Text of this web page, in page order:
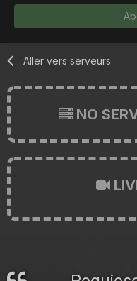
Aller vers serveurs
NO